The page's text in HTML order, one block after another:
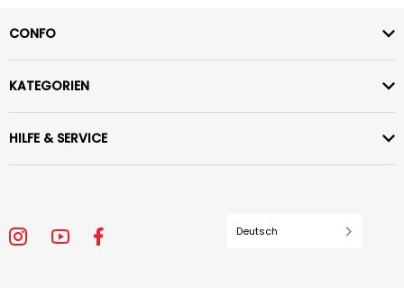
CONFO
KATEGORIEN
HILFE & SERVICE
Deutsch